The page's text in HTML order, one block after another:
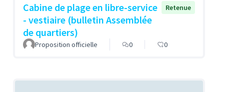
Cabine de plage en libre-service
- vestiaire (bulletin Assemblée
de quartiers)
Retenue
Proposition officielle 0 0